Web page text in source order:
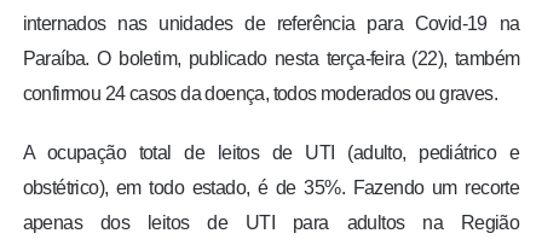
ENQUETE
TV LPB
FOTOS
COLUNISTAS
internados nas unidades de referência para Covid-19 na
Paraíba. O boletim, publicado nesta terça-feira (22), também
confirmou 24 casos da doença, todos moderados ou graves.
A ocupação total de leitos de UTI (adulto, pediátrico e
obstétrico), em todo estado, é de 35%. Fazendo um recorte
apenas dos leitos de UTI para adultos na Região